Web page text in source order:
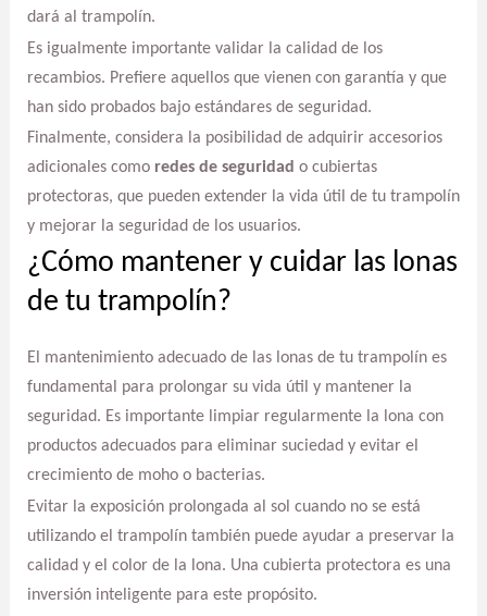
dará al trampolín.
Es igualmente importante validar la calidad de los
recambios. Prefiere aquellos que vienen con garantía y que
han sido probados bajo estándares de seguridad.
Finalmente, considera la posibilidad de adquirir accesorios
adicionales como redes de seguridad o cubiertas
protectoras, que pueden extender la vida útil de tu trampolín
y mejorar la seguridad de los usuarios.
¿Cómo mantener y cuidar las lonas
de tu trampolín?
El mantenimiento adecuado de las lonas de tu trampolín es
fundamental para prolongar su vida útil y mantener la
seguridad. Es importante limpiar regularmente la lona con
productos adecuados para eliminar suciedad y evitar el
crecimiento de moho o bacterias.
Evitar la exposición prolongada al sol cuando no se está
utilizando el trampolín también puede ayudar a preservar la
calidad y el color de la lona. Una cubierta protectora es una
inversión inteligente para este propósito.